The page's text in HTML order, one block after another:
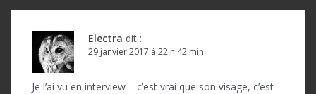
Electra dit :
29 janvier 2017 à 22 h 42 min
Je l’ai vu en interview – c’est vrai que son visage, c’est